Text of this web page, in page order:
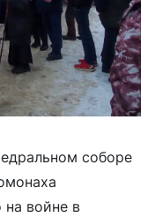
соборе
на войне в